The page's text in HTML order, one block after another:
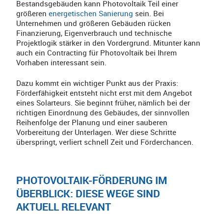
Bestandsgebäuden kann Photovoltaik Teil einer
größerenenergetischen Sanierung sein. Bei
Unternehmen und größeren Gebäuden rücken
Finanzierung, Eigenverbrauch und technische
Projektlogik stärker in den Vordergrund. Mitunter kann
auch ein Contracting für Photovoltaik bei Ihrem
Vorhaben interessant sein.
Dazu kommt ein wichtiger Punkt aus der Praxis:
Förderfähigkeit entsteht nicht erst mit dem Angebot
eines Solarteurs. Sie beginnt früher, nämlich bei der
richtigen Einordnung des Gebäudes, der sinnvollen
Reihenfolge der Planung und einer sauberen
Vorbereitung der Unterlagen. Wer diese Schritte
überspringt, verliert schnell Zeit und Förderchancen.
PHOTOVOLTAIK-FÖRDERUNG IM
ÜBERBLICK: DIESE WEGE SIND
AKTUELL RELEVANT